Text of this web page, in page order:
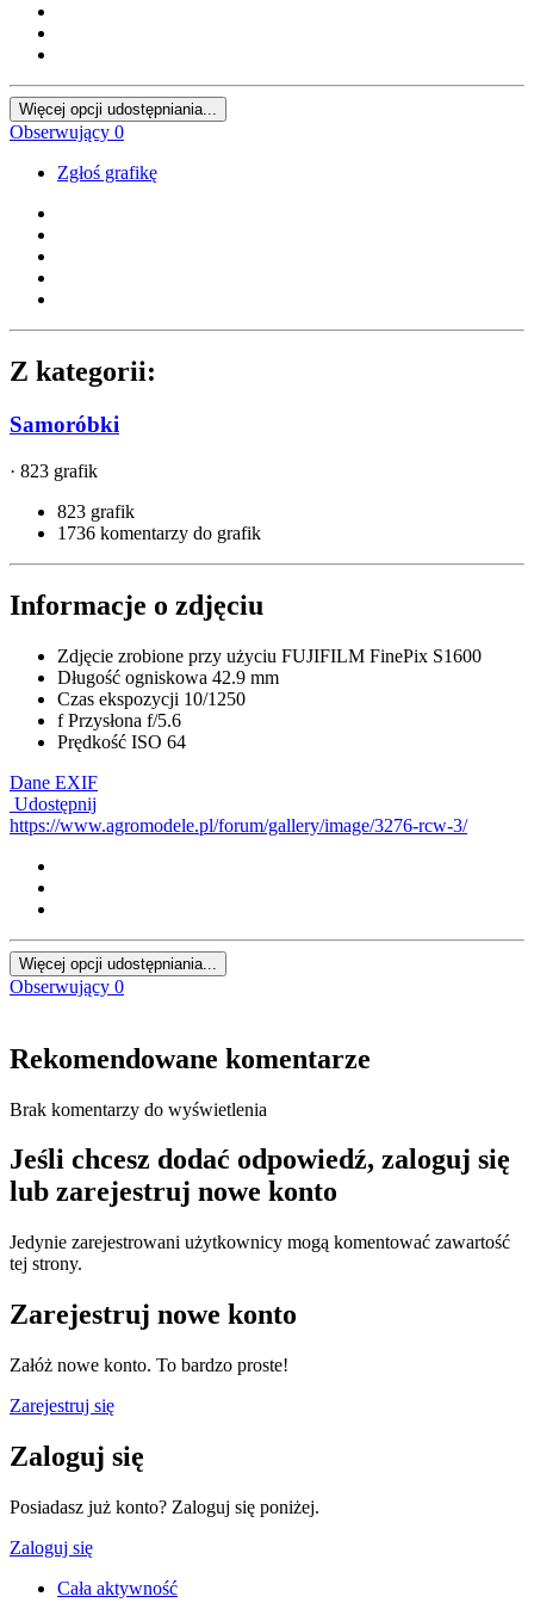
Więcej opcji udostępniania...
Obserwujący 0
Zgłoś grafikę
Z kategorii:
Samoróbki
· 823 grafik
823 grafik
1736 komentarzy do grafik
Informacje o zdjęciu
Zdjęcie zrobione przy użyciu FUJIFILM FinePix S1600
Długość ogniskowa 42.9 mm
Czas ekspozycji 10/1250
f Przysłona f/5.6
Prędkość ISO 64
Dane EXIF
Udostępnij
https://www.agromodele.pl/forum/gallery/image/3276-rcw-3/
Więcej opcji udostępniania...
Obserwujący 0
Rekomendowane komentarze
Brak komentarzy do wyświetlenia
Jeśli chcesz dodać odpowiedź, zaloguj się
lub zarejestruj nowe konto
Jedynie zarejestrowani użytkownicy mogą komentować zawartość
tej strony.
Zarejestruj nowe konto
Załóż nowe konto. To bardzo proste!
Zarejestruj się
Zaloguj się
Posiadasz już konto? Zaloguj się poniżej.
Zaloguj się
Cała aktywność